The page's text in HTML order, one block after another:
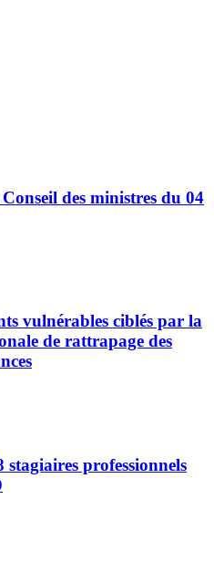
des ministres du 04
vulnérables ciblés par la
de rattrapage des
professionnels